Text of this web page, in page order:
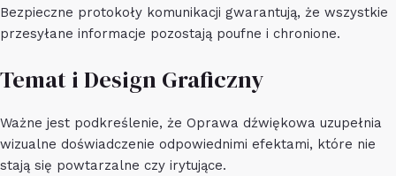
Bezpieczne protokoły komunikacji gwarantują, że wszystkie
przesyłane informacje pozostają poufne i chronione.
Temat i Design Graficzny
Ważne jest podkreślenie, że Oprawa dźwiękowa uzupełnia
wizualne doświadczenie odpowiednimi efektami, które nie
stają się powtarzalne czy irytujące.